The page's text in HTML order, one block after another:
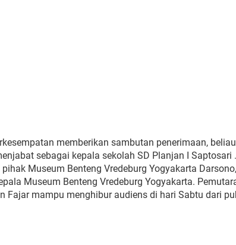
memberikan sambutan penerimaan,
sebagai kepala sekolah SD Planjan I
Museum Benteng Vredeburg Yogyakarta
Museum Benteng Vredeburg Yogyakarta.
Fajar mampu menghibur audiens di hari Sabtu dari